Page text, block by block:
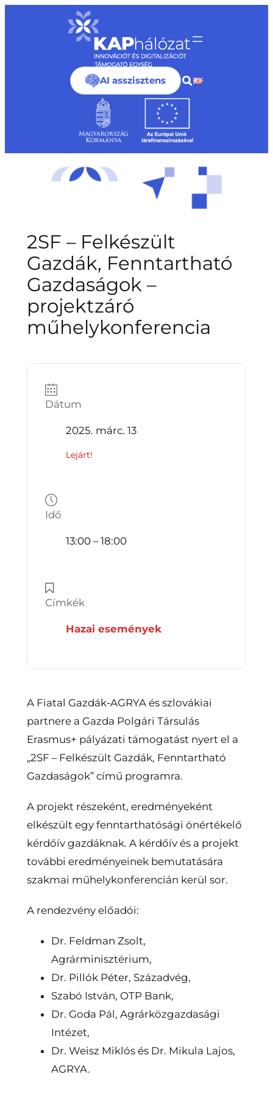
AI asszisztens
2SF – Felkészült
Gazdák, Fenntartható
Gazdaságok –
projektzáró
műhelykonferencia
Dátum
2025. márc. 13
Lejárt!
Idő
13:00 – 18:00
Címkék
Hazai események
A Fiatal Gazdák-AGRYA és szlovákiai
partnere a Gazda Polgári Társulás
Erasmus+ pályázati támogatást nyert el a
„2SF – Felkészült Gazdák, Fenntartható
Gazdaságok” című programra.
A projekt részeként, eredményeként
elkészült egy fenntarthatósági önértékelő
kérdőív gazdáknak. A kérdőív és a projekt
további eredményeinek bemutatására
szakmai műhelykonferencián kerül sor.
A rendezvény előadói:
Dr. Feldman Zsolt,
Agrárminisztérium,
Dr. Pillók Péter, Századvég,
Szabó István, OTP Bank,
Dr. Goda Pál, Agrárközgazdasági
Intézet,
Dr. Weisz Miklós és Dr. Mikula Lajos,
AGRYA.